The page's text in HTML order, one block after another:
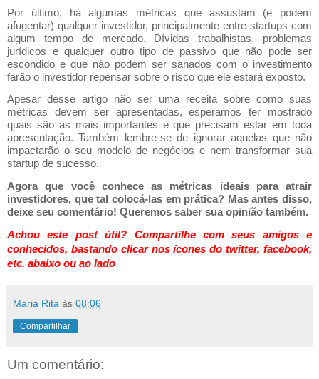
Por último, há algumas métricas que assustam (e podem
afugentar) qualquer investidor, principalmente entre startups com
algum tempo de mercado. Dívidas trabalhistas, problemas
jurídicos e qualquer outro tipo de passivo que não pode ser
escondido e que não podem ser sanados com o investimento
farão o investidor repensar sobre o risco que ele estará exposto.
Apesar desse artigo não ser uma receita sobre como suas
métricas devem ser apresentadas, esperamos ter mostrado
quais são as mais importantes e que precisam estar em toda
apresentação. Também lembre-se de ignorar aquelas que não
impactarão o seu modelo de negócios e nem transformar sua
startup de sucesso.
Agora que você conhece as métricas ideais para atrair
investidores, que tal colocá-las em prática? Mas antes disso,
deixe seu comentário! Queremos saber sua opinião também.
Achou este post útil? Compartilhe com seus amigos e
conhecidos, bastando clicar nos ícones do twitter, facebook,
etc. abaixo ou ao lado
Maria Rita às 08:06
Compartilhar
Um comentário: